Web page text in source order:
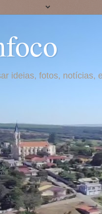
ideias, fotos,